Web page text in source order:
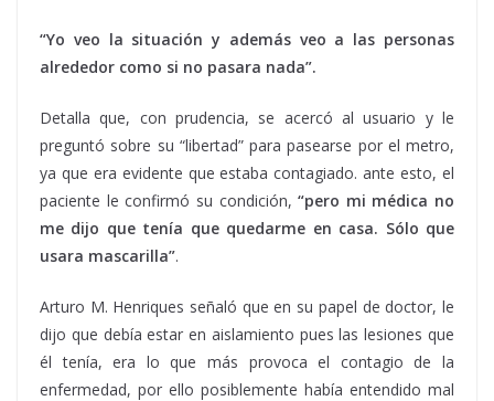
“Yo veo la situación y además veo a las personas
alrededor como si no pasara nada”.
Detalla que, con prudencia, se acercó al usuario y le
preguntó sobre su “libertad” para pasearse por el metro,
ya que era evidente que estaba contagiado. ante esto, el
paciente le confirmó su condición,“pero mi médica no
me dijo que tenía que quedarme en casa. Sólo que
usara mascarilla”.
Arturo M. Henriques señaló que en su papel de doctor, le
dijo que debía estar en aislamiento pues las lesiones que
él tenía, era lo que más provoca el contagio de la
enfermedad, por ello posiblemente había entendido mal